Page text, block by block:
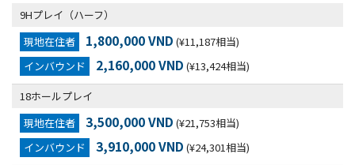
9Hプレイ（ハーフ）
現地在住者
1,800,000 VND (¥11,187相当)
インバウンド
2,160,000 VND (¥13,424相当)
18ホールプレイ
現地在住者
3,500,000 VND (¥21,753相当)
インバウンド
3,910,000 VND (¥24,301相当)